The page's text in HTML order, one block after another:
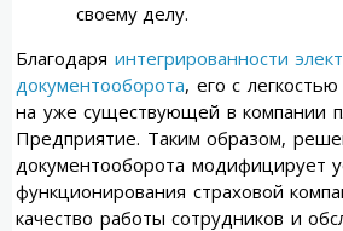
своему делу.
Благодаря интегрированности
документооборота, его с
на уже существующей в компании
Предприятие. Таким образом,
документооборота модифицирует
функционирования страховой
качество работы сотрудников и